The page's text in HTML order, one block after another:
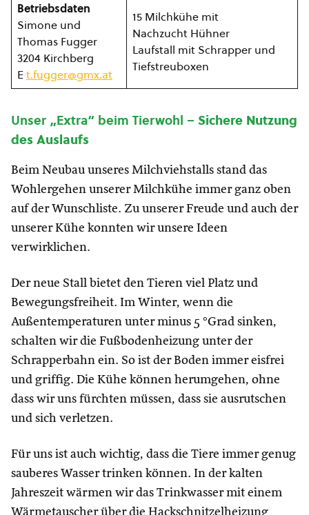
Betriebsdaten
Simone und
Thomas Fugger
3204 Kirchberg
Et.fugger@gmx.at
15 Milchkühe mit
Nachzucht Hühner
Laufstall mit Schrapper und
Tiefstreuboxen
Unser „Extra“ beim Tierwohl – Sichere Nutzung
des Auslaufs
Beim Neubau unseres Milchviehstalls stand das
Wohlergehen unserer Milchkühe immer ganz oben
auf der Wunschliste. Zu unserer Freude und auch der
unserer Kühe konnten wir unsere Ideen
verwirklichen.
Der neue Stall bietet den Tieren viel Platz und
Bewegungsfreiheit. Im Winter, wenn die
Außentemperaturen unter minus 5 °Grad sinken,
schalten wir die Fußbodenheizung unter der
Schrapperbahn ein. So ist der Boden immer eisfrei
und griffig. Die Kühe können herumgehen, ohne
dass wir uns fürchten müssen, dass sie ausrutschen
und sich verletzen.
Für uns ist auch wichtig, dass die Tiere immer genug
sauberes Wasser trinken können. In der kalten
Jahreszeit wärmen wir das Trinkwasser mit einem
Wärmetauscher über die Hackschnitzelheizung